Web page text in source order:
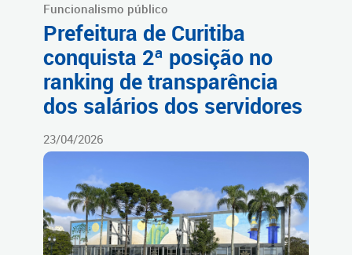
Funcionalismo público
Prefeitura de Curitiba
conquista 2ª posição no
ranking de transparência
dos salários dos servidores
23/04/2026